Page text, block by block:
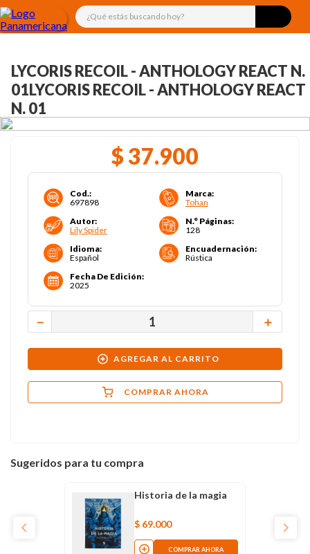
¿Qué estás buscando hoy?
LYCORIS RECOIL - ANTHOLOGY REACT N.
01LYCORIS RECOIL - ANTHOLOGY REACT
N. 01
$ 37.900
Cod.:
697898
Marca:
Tohan
Autor:
Lily Spider
N.° Páginas:
128
Idioma:
Español
Encuadernación:
Rústica
Fecha De Edición:
2025
＋
－
AGREGAR AL CARRITO
COMPRAR AHORA
Sugeridos para tu compra
Historia de la magia
$ 69.000
COMPRAR AHORA